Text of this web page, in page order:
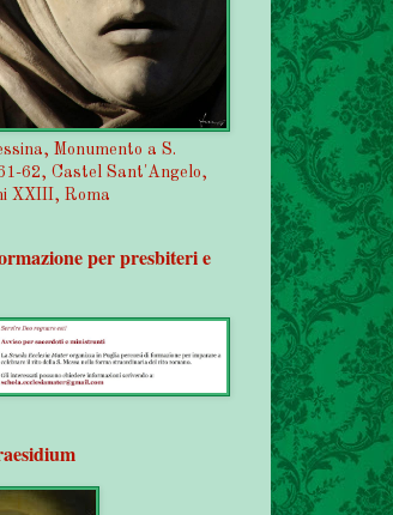
Monumento a S.
62, Castel Sant'Angelo,
XXIII, Roma
per presbiteri e